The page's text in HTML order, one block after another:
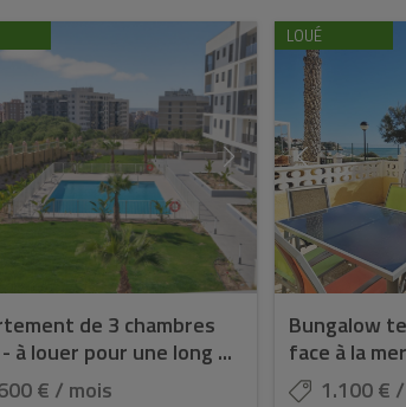
de 3 chambres
- à louer pour une long ...
€ / mois
LOUÉ
Bungalow
face à la
1.100 €